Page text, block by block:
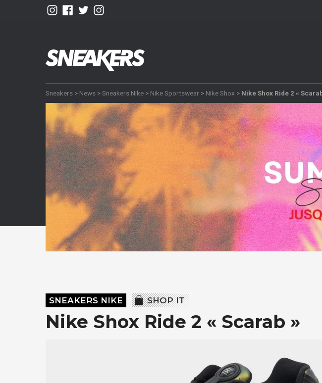
Sneakers > News >Sneakers Nike > Nike Sportswear > Nike Shox > Nike Shox Ride 2 «
SNEAKERS NIKE SHOP IT
Nike Shox Ride 2 « Scarab »